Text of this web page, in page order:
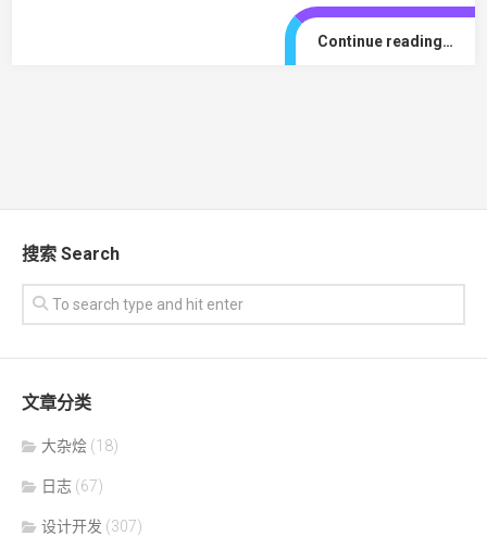
Continue reading…
搜索 Search
文章分类
大杂烩 (18)
日志 (67)
设计开发 (307)